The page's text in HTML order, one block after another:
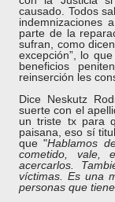
causado. Todos
indemnizaciones
parte de la
sufran, como
excepción”, lo
beneficios
reinserción les
Dice Neskutz
suerte con el
un triste tx para
paisana, eso sí
que "Hablamos
cometido, vale,
acercarlos.
víctimas. Es una
personas que